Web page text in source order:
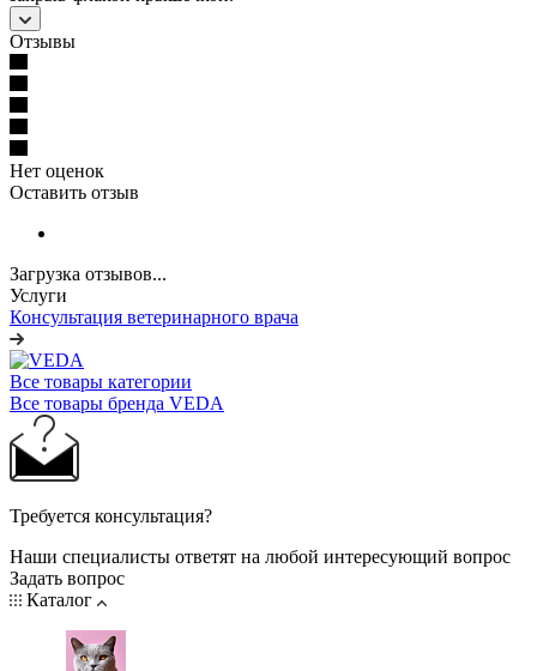
Отзывы
Нет оценок
Оставить отзыв
Загрузка отзывов...
Услуги
Консультация ветеринарного врача
Все товары категории
Все товары бренда VEDA
Требуется консультация?
Наши специалисты ответят на любой интересующий вопрос
Задать вопрос
Каталог